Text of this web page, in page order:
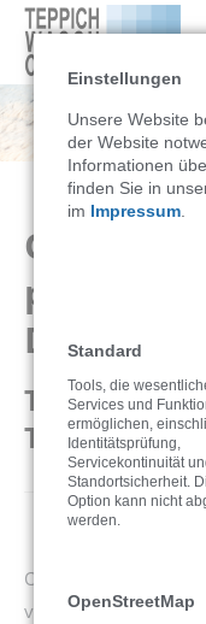
pflegen:
Do’s &
Orientteppiche sind
viele Jahrzehnte
Einstellungen
Unsere Website
der Website
Informationen
finden Sie in
im Impressum
Standard
Tools, die
Services und
ermöglichen,
Identitätsprüfung,
Servicekontinuität
Standortsicherheit.
Option kann nicht
werden.
OpenStreetMap